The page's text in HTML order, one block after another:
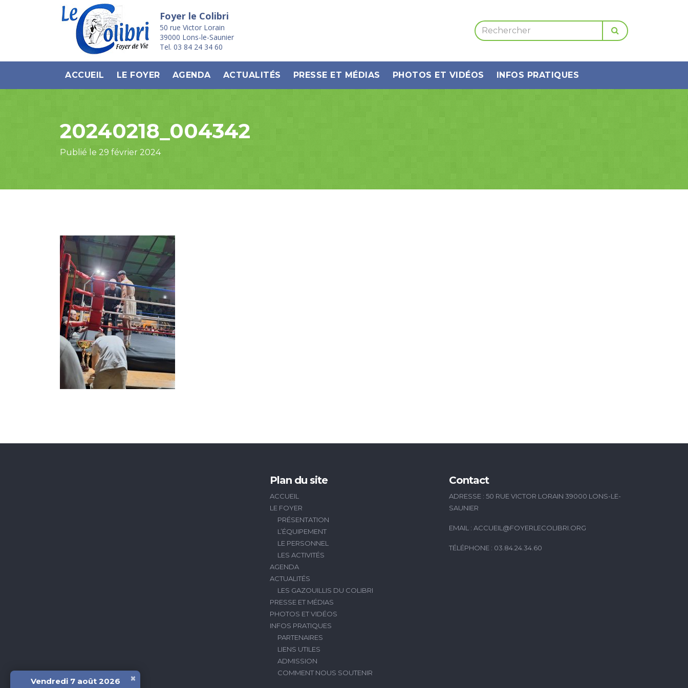
Foyer le Colibri
50 rue Victor Lorain
39000 Lons-le-Saunier
Tel. 03 84 24 34 60
ACCUEIL LE FOYER AGENDA ACTUALITÉS PRESSE ET MÉDIAS PHOTOS ET VIDÉOS INFOS PRATIQUES
20240218_004342
Publié le 29 février 2024
Plan du site
ACCUEIL
LE FOYER
PRÉSENTATION
L’ÉQUIPEMENT
LE PERSONNEL
LES ACTIVITÉS
AGENDA
ACTUALITÉS
LES GAZOUILLIS DU COLIBRI
PRESSE ET MÉDIAS
PHOTOS ET VIDÉOS
INFOS PRATIQUES
PARTENAIRES
LIENS UTILES
ADMISSION
COMMENT NOUS SOUTENIR
Contact
ADRESSE : 50 RUE VICTOR LORAIN 39000 LONS-LE-
SAUNIER
EMAIL : ACCUEIL@FOYERLECOLIBRI.ORG
TÉLÉPHONE : 03.84.24.34.60
Vendredi 7 août 2026 ×